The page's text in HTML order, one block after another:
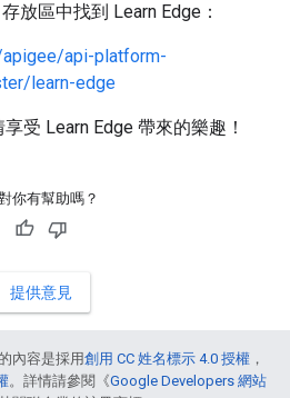
放區中找到 Learn Edge：
api-platform-
learn-edge
受 Learn Edge 帶來的樂趣！
你有幫助嗎？
提供意見
內容是採用創用 CC 姓名標示 4.0 授權 ，
。詳情請參閱《Google Developers 網站